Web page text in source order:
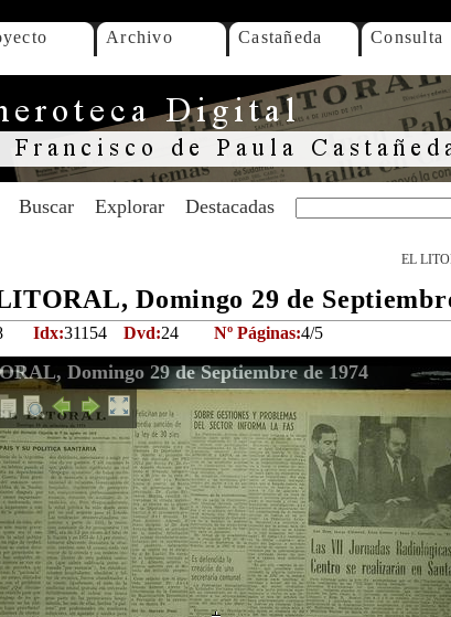
Archivo Castañeda Consulta
Buscar Explorar Destacadas
EL
Domingo 29 de
Idx:31154 Dvd:24 Nº Páginas:4/5
Domingo 29 de Septiembre de 1974